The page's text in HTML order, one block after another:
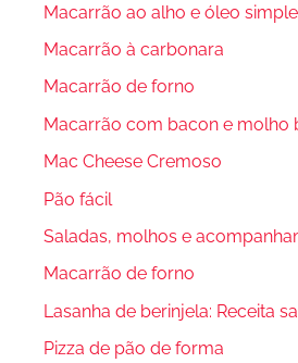
Macarrão ao alho e óleo
Macarrão à carbonara
Macarrão de forno
Macarrão com bacon e molho
Mac Cheese Cremoso
Pão fácil
Saladas, molhos e
Macarrão de forno
Lasanha de berinjela: Receita
Pizza de pão de forma